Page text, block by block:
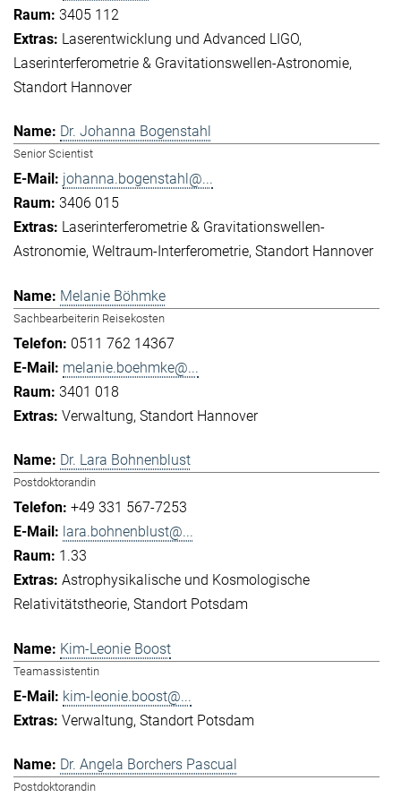
3405 112
Laserentwicklung und Advanced LIGO
Laserinterferometrie & Gravitationswellen-Astronomie
Standort Hannover
Dr. Johanna Bogenstahl
Senior Scientist
johanna.bogenstahl@...
3406 015
Laserinterferometrie & Gravitationswellen-
Astronomie Weltraum-Interferometrie Standort Hannover
Melanie Böhmke
Sachbearbeiterin Reisekosten
0511 762 14367
melanie.boehmke@...
3401 018
Verwaltung Standort Hannover
Dr. Lara Bohnenblust
Postdoktorandin
+49 331 567-7253
lara.bohnenblust@...
1.33
Astrophysikalische und Kosmologische
Relativitätstheorie Standort Potsdam
Kim-Leonie Boost
Teamassistentin
kim-leonie.boost@...
Verwaltung Standort Potsdam
Dr. Angela Borchers Pascual
Postdoktorandin